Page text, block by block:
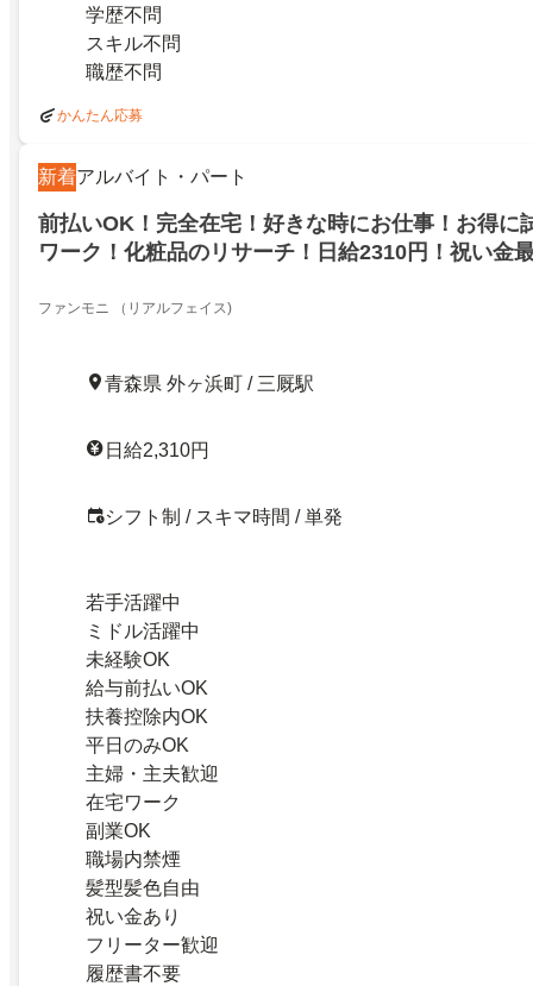
学歴不問
スキル不問
職歴不問
かんたん応募
新着アルバイト・パート
前払いOK！完全在宅！好きな時にお仕事！お得に
ワーク！化粧品のリサーチ！日給2310円！祝い金
ファンモニ （リアルフェイス)
青森県 外ヶ浜町 / 三厩駅
日給2,310円
シフト制 / スキマ時間 / 単発
若手活躍中
ミドル活躍中
未経験OK
給与前払いOK
扶養控除内OK
平日のみOK
主婦・主夫歓迎
在宅ワーク
副業OK
職場内禁煙
髪型髪色自由
祝い金あり
フリーター歓迎
履歴書不要